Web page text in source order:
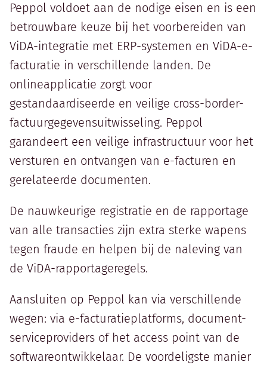
Peppol voldoet aan de nodige eisen en is een
betrouwbare keuze bij het voorbereiden van
ViDA-integratie met ERP-systemen en ViDA-e-
facturatie in verschillende landen. De
onlineapplicatie zorgt voor
gestandaardiseerde en veilige cross-border-
factuurgegevensuitwisseling. Peppol
garandeert een veilige infrastructuur voor het
versturen en ontvangen van e-facturen en
gerelateerde documenten.
De nauwkeurige registratie en de rapportage
van alle transacties zijn extra sterke wapens
tegen fraude en helpen bij de naleving van
de ViDA-rapportageregels.
Aansluiten op Peppol kan via verschillende
wegen: via e-facturatieplatforms, document-
serviceproviders of het access point van de
softwareontwikkelaar. De voordeligste manier